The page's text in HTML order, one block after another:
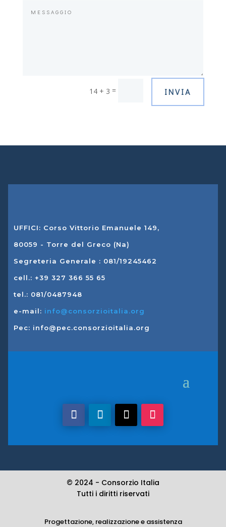
14 + 3 = INVIA
UFFICI: Corso Vittorio Emanuele 149,
80059 - Torre del Greco (Na)
Segreteria Generale : 081/19245462
cell.: +39 327 366 55 65
tel.: 081/0487948
e-mail: info@consorzioitalia.org
Pec: info@pec.consorzioitalia.org
© 2024 - Consorzio Italia
Tutti i diritti riservati
Progettazione, realizzazione e assistenza